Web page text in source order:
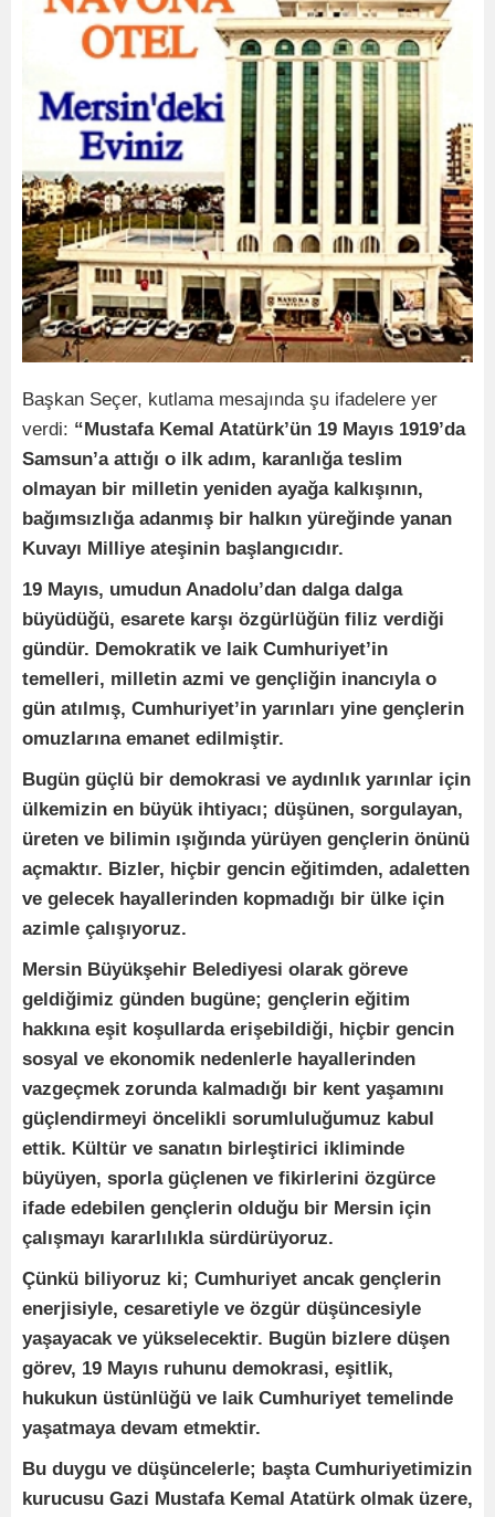
Başkan Seçer, kutlama mesajında şu ifadelere yer
verdi: “Mustafa Kemal Atatürk’ün 19 Mayıs 1919’da
Samsun’a attığı o ilk adım, karanlığa teslim
olmayan bir milletin yeniden ayağa kalkışının,
bağımsızlığa adanmış bir halkın yüreğinde yanan
Kuvayı Milliye ateşinin başlangıcıdır.
19 Mayıs, umudun Anadolu’dan dalga dalga
büyüdüğü, esarete karşı özgürlüğün filiz verdiği
gündür. Demokratik ve laik Cumhuriyet’in
temelleri, milletin azmi ve gençliğin inancıyla o
gün atılmış, Cumhuriyet’in yarınları yine gençlerin
omuzlarına emanet edilmiştir.
Bugün güçlü bir demokrasi ve aydınlık yarınlar için
ülkemizin en büyük ihtiyacı; düşünen, sorgulayan,
üreten ve bilimin ışığında yürüyen gençlerin önünü
açmaktır. Bizler, hiçbir gencin eğitimden, adaletten
ve gelecek hayallerinden kopmadığı bir ülke için
azimle çalışıyoruz.
Mersin Büyükşehir Belediyesi olarak göreve
geldiğimiz günden bugüne; gençlerin eğitim
hakkına eşit koşullarda erişebildiği, hiçbir gencin
sosyal ve ekonomik nedenlerle hayallerinden
vazgeçmek zorunda kalmadığı bir kent yaşamını
güçlendirmeyi öncelikli sorumluluğumuz kabul
ettik. Kültür ve sanatın birleştirici ikliminde
büyüyen, sporla güçlenen ve fikirlerini özgürce
ifade edebilen gençlerin olduğu bir Mersin için
çalışmayı kararlılıkla sürdürüyoruz.
Çünkü biliyoruz ki; Cumhuriyet ancak gençlerin
enerjisiyle, cesaretiyle ve özgür düşüncesiyle
yaşayacak ve yükselecektir. Bugün bizlere düşen
görev, 19 Mayıs ruhunu demokrasi, eşitlik,
hukukun üstünlüğü ve laik Cumhuriyet temelinde
yaşatmaya devam etmektir.
Bu duygu ve düşüncelerle; başta Cumhuriyetimizin
kurucusu Gazi Mustafa Kemal Atatürk olmak üzere,